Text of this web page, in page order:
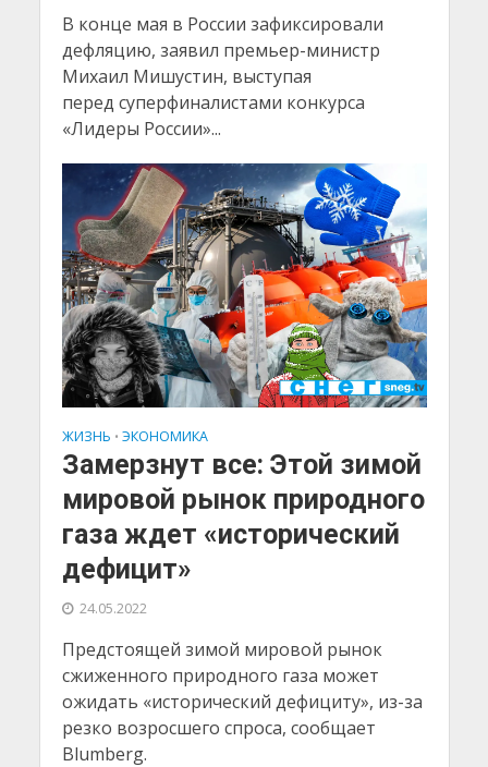
В конце мая в России зафиксировали
дефляцию, заявил премьер-министр
Михаил Мишустин, выступая
перед суперфиналистами конкурса
«Лидеры России»...
ЖИЗНЬ • ЭКОНОМИКА
Замерзнут все: Этой зимой
мировой рынок природного
газа ждет «исторический
дефицит»
24.05.2022
Предстоящей зимой мировой рынок
сжиженного природного газа может
ожидать «исторический дефициту», из-за
резко возросшего спроса, сообщает
Blumberg.